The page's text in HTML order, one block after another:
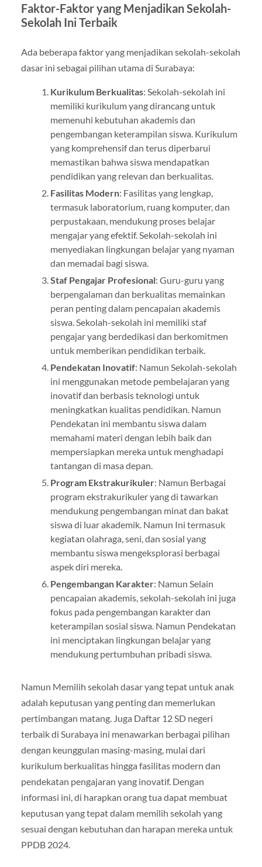
Faktor-Faktor yang Menjadikan Sekolah-
Sekolah Ini Terbaik
Ada beberapa faktor yang menjadikan sekolah-sekolah
dasar ini sebagai pilihan utama di Surabaya:
Kurikulum Berkualitas: Sekolah-sekolah ini
memiliki kurikulum yang dirancang untuk
memenuhi kebutuhan akademis dan
pengembangan keterampilan siswa. Kurikulum
yang komprehensif dan terus diperbarui
memastikan bahwa siswa mendapatkan
pendidikan yang relevan dan berkualitas.
Fasilitas Modern: Fasilitas yang lengkap,
termasuk laboratorium, ruang komputer, dan
perpustakaan, mendukung proses belajar
mengajar yang efektif. Sekolah-sekolah ini
menyediakan lingkungan belajar yang nyaman
dan memadai bagi siswa.
Staf Pengajar Profesional: Guru-guru yang
berpengalaman dan berkualitas memainkan
peran penting dalam pencapaian akademis
siswa. Sekolah-sekolah ini memiliki staf
pengajar yang berdedikasi dan berkomitmen
untuk memberikan pendidikan terbaik.
Pendekatan Inovatif: Namun Sekolah-sekolah
ini menggunakan metode pembelajaran yang
inovatif dan berbasis teknologi untuk
meningkatkan kualitas pendidikan. Namun
Pendekatan ini membantu siswa dalam
memahami materi dengan lebih baik dan
mempersiapkan mereka untuk menghadapi
tantangan di masa depan.
Program Ekstrakurikuler: Namun Berbagai
program ekstrakurikuler yang di tawarkan
mendukung pengembangan minat dan bakat
siswa di luar akademik. Namun Ini termasuk
kegiatan olahraga, seni, dan sosial yang
membantu siswa mengeksplorasi berbagai
aspek diri mereka.
Pengembangan Karakter: Namun Selain
pencapaian akademis, sekolah-sekolah ini juga
fokus pada pengembangan karakter dan
keterampilan sosial siswa. Namun Pendekatan
ini menciptakan lingkungan belajar yang
mendukung pertumbuhan pribadi siswa.
Namun Memilih sekolah dasar yang tepat untuk anak
adalah keputusan yang penting dan memerlukan
pertimbangan matang. Juga Daftar 12 SD negeri
terbaik di Surabaya ini menawarkan berbagai pilihan
dengan keunggulan masing-masing, mulai dari
kurikulum berkualitas hingga fasilitas modern dan
pendekatan pengajaran yang inovatif. Dengan
informasi ini, di harapkan orang tua dapat membuat
keputusan yang tepat dalam memilih sekolah yang
sesuai dengan kebutuhan dan harapan mereka untuk
PPDB 2024.